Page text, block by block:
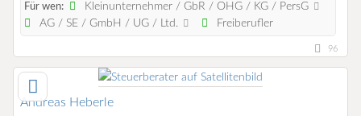
Für wen:
Kleinunternehmer / GbR / OHG / KG / PersG
AG / SE / GmbH / UG / Ltd.
Freiberufler
96
Andreas Heberle